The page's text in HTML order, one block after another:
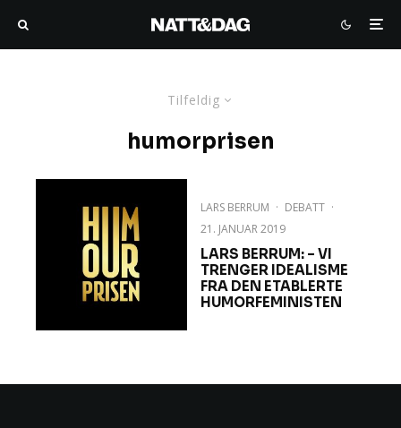
Tilfeldig
humorprisen
LARS BERRUM · DEBATT ·
21. JANUAR 2019
LARS BERRUM: – VI
TRENGER IDEALISME
FRA DEN ETABLERTE
HUMORFEMINISTEN